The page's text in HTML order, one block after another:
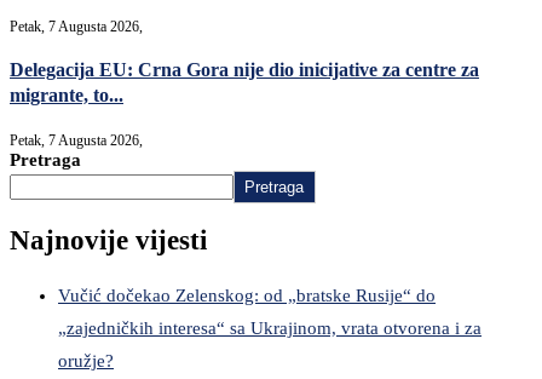
Petak, 7 Augusta 2026,
Delegacija EU: Crna Gora nije dio inicijative za centre za
migrante, to...
Petak, 7 Augusta 2026,
Pretraga
Pretraga
Najnovije vijesti
Vučić dočekao Zelenskog: od „bratske Rusije“ do
„zajedničkih interesa“ sa Ukrajinom, vrata otvorena i za
oružje?